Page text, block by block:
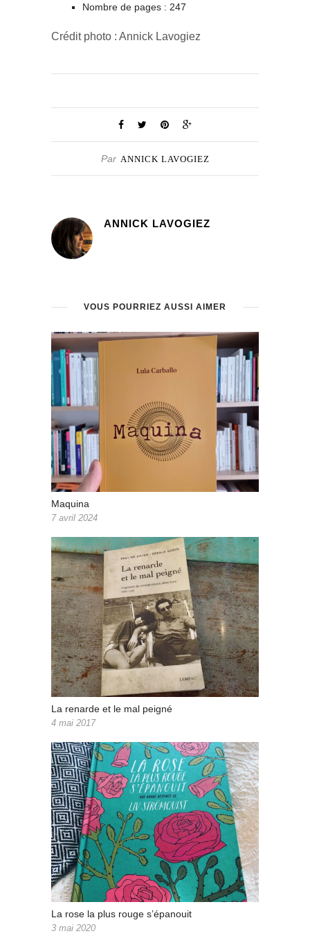
Nombre de pages : 247
Crédit photo : Annick Lavogiez
Par ANNICK LAVOGIEZ
ANNICK LAVOGIEZ
VOUS POURRIEZ AUSSI AIMER
Maquina
7 avril 2024
La renarde et le mal peigné
4 mai 2017
La rose la plus rouge s’épanouit
3 mai 2020